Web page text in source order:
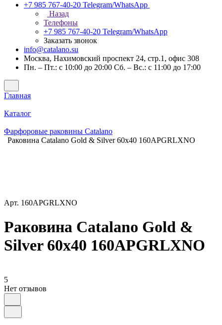
+7 985 767-40-20 Telegram/WhatsApp
Назад
Телефоны
+7 985 767-40-20 Telegram/WhatsApp
Заказать звонок
info@catalano.su
Москва, Нахимовский проспект 24, стр.1, офис 308
Пн. – Пт.: с 10:00 до 20:00 Сб. – Вс.: с 11:00 до 17:00
Главная
Каталог
Фарфоровые раковины Catalano
Раковина Catalano Gold & Silver 60x40 160APGRLXNO
Арт. 160APGRLXNO
Раковина Catalano Gold &
Silver 60x40 160APGRLXNO
5
Нет отзывов